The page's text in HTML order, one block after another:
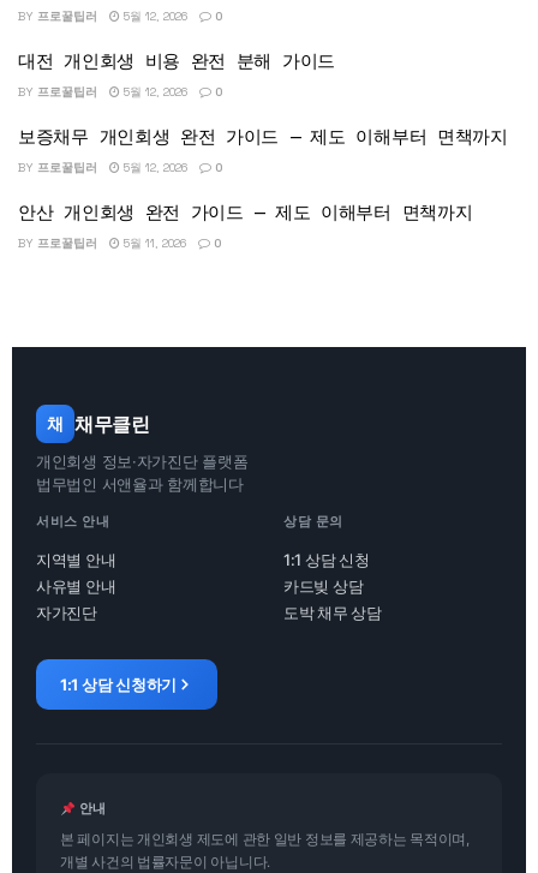
BY 프로꿀팁러 5월 12, 2026 0
대전 개인회생 비용 완전 분해 가이드
BY 프로꿀팁러 5월 12, 2026 0
보증채무 개인회생 완전 가이드 — 제도 이해부터 면책까지
BY 프로꿀팁러 5월 12, 2026 0
안산 개인회생 완전 가이드 — 제도 이해부터 면책까지
BY 프로꿀팁러 5월 11, 2026 0
채 채무클린
개인회생 정보·자가진단 플랫폼
법무법인 서앤율과 함께합니다
서비스 안내
지역별 안내
사유별 안내
자가진단
상담 문의
1:1 상담 신청
카드빚 상담
도박 채무 상담
1:1 상담 신청하기
안내
본 페이지는 개인회생 제도에 관한 일반 정보를 제공하는 목적이며,
개별 사건의 법률자문이 아닙니다.